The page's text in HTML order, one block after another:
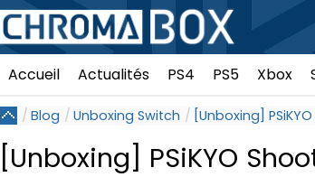
Accueil Actualités PS4 PS5 Xbox
Blog Unboxing Switch [Unboxing]
[Unboxing] PSiKYO